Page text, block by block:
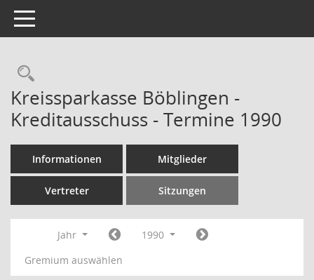
Toggle navigation
Rechercheauswahl
Kreissparkasse Böblingen -
Kreditausschuss - Termine 1990
Informationen Mitglieder
Vertreter Sitzungen
Jahr
1990
Gremium auswählen